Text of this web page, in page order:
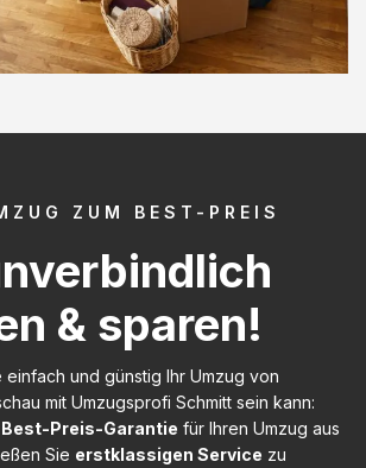
ZUM BEST-PREIS
& sparen!
und günstig Ihr Umzug von
mit Umzugsprofi Schmitt sein kann:
Best-Preis-Garantie für Ihren Umzug aus
Sie erstklassigen Service zu